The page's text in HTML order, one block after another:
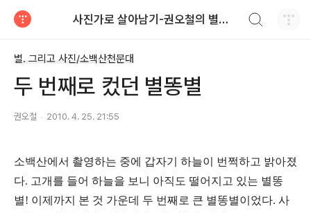
사진가로 살아남기-권오철의 별과 사진
별. 그리고 사진/소백산천문대
두 번째로 컸던 별똥별
권오철 2010. 4. 25. 21:55
소백산에서 촬영하는 중에 갑자기 하늘이 번쩍하고 밝아졌
다. 고개를 들어 하늘을 보니 아직도 떨어지고 있는 별똥
별! 이제까지 본 것 가운데 두 번째로 큰 별똥별이었다. 사